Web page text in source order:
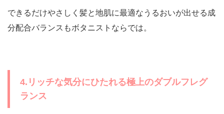
できるだけやさしく髪と地肌に最適なうるおいが出せる成
分配合バランスもボタニストならでは。
4.リッチな気分にひたれる極上のダブルフレグ
ランス